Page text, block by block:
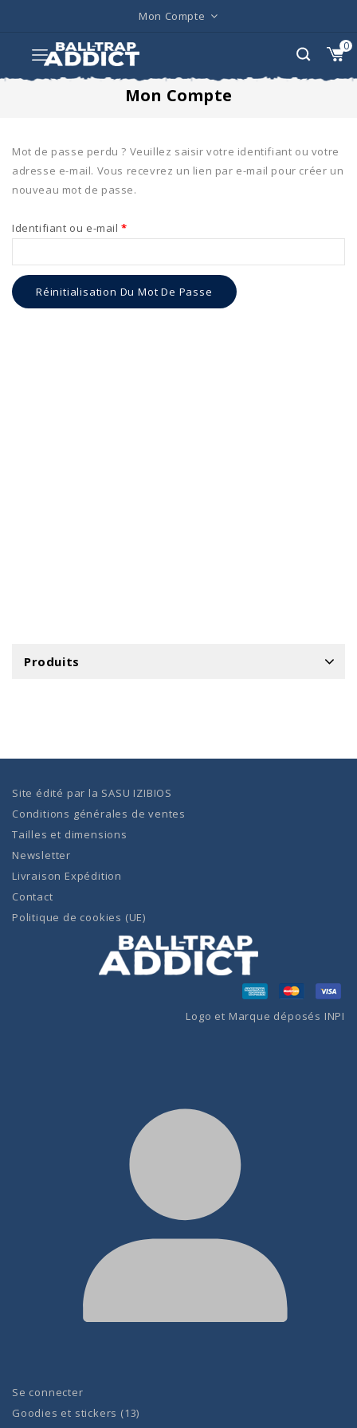
Mon Compte
0
Mon Compte
Mot de passe perdu ? Veuillez saisir votre identifiant ou votre
adresse e-mail. Vous recevrez un lien par e-mail pour créer un
nouveau mot de passe.
Identifiant ou e-mail*
Réinitialisation Du Mot De Passe
Produits
Site édité par la SASU IZIBIOS
Conditions générales de ventes
Tailles et dimensions
Newsletter
Livraison Expédition
Contact
Politique de cookies (UE)
Logo et Marque déposés INPI
Se connecter
Goodies et stickers
13